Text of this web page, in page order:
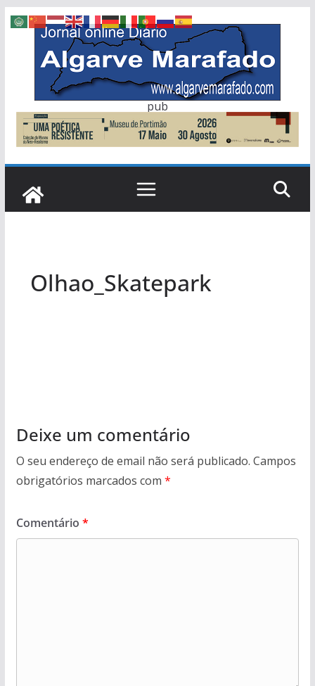
Skip
content
pub
Olhao_Skatepark
Deixe um comentário
O seu endereço de email não será publicado. Campos
obrigatórios marcados com *
Comentário *